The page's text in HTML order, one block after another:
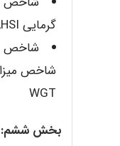
گرمایی HSI, زمان مجاز مواجهه AET
WGT
بخش ششم: